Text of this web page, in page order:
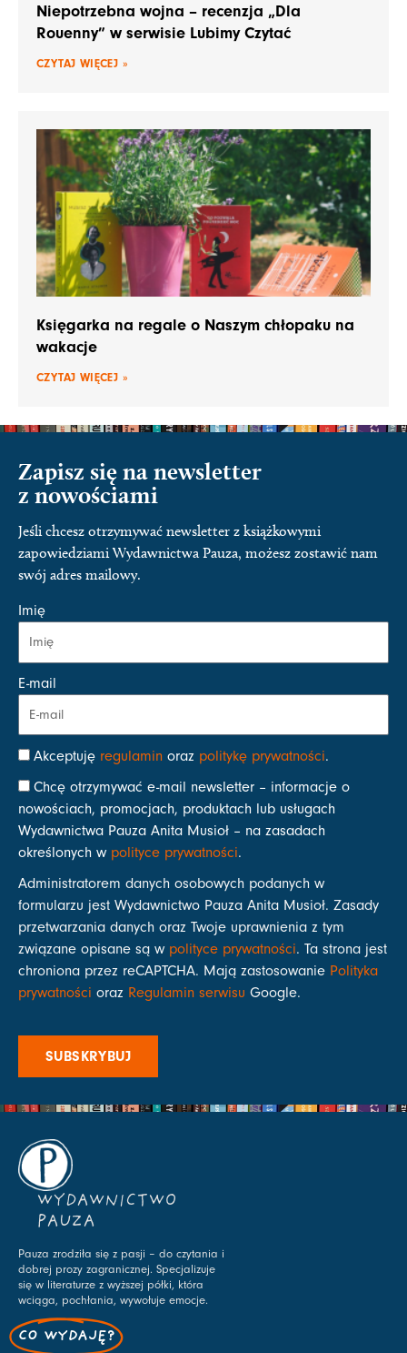
Niepotrzebna wojna – recenzja „Dla
Rouenny” w serwisie Lubimy Czytać
CZYTAJ WIĘCEJ »
Księgarka na regale o Naszym chłopaku na
wakacje
CZYTAJ WIĘCEJ »
Zapisz się na newsletter
z nowościami
Jeśli chcesz otrzymywać newsletter z książkowymi
zapowiedziami Wydawnictwa Pauza, możesz zostawić nam
swój adres mailowy.
Imię
E-mail
Akceptuję regulamin oraz politykę prywatności.
Chcę otrzymywać e-mail newsletter – informacje o
nowościach, promocjach, produktach lub usługach
Wydawnictwa Pauza Anita Musioł – na zasadach
określonych w polityce prywatności.
Administratorem danych osobowych podanych w
formularzu jest Wydawnictwo Pauza Anita Musioł. Zasady
przetwarzania danych oraz Twoje uprawnienia z tym
związane opisane są w polityce prywatności. Ta strona jest
chroniona przez reCAPTCHA. Mają zastosowanie Polityka
prywatności oraz Regulamin serwisu Google.
SUBSKRYBUJ
WYDAWNICTWO
PAUZA
Pauza zrodziła się z pasji – do czytania i
dobrej prozy zagranicznej. Specjalizuje
się w literaturze z wyższej półki, która
wciąga, pochłania, wywołuje emocje.
CO WYDAJĘ?